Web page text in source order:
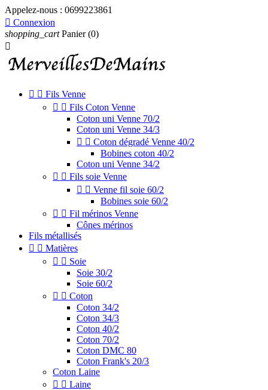
Appelez-nous : 0699223861
 Connexion
shopping_cart Panier (0)

  Fils Venne
  Fils Coton Venne
Coton uni Venne 70/2
Coton uni Venne 34/3
  Coton dégradé Venne 40/2
Bobines coton 40/2
Coton uni Venne 34/2
  Fils soie Venne
  Venne fil soie 60/2
Bobines soie 60/2
  Fil mérinos Venne
Cônes mérinos
Fils métallisés
  Matières
  Soie
Soie 30/2
Soie 60/2
  Coton
Coton 34/2
Coton 34/3
Coton 40/2
Coton 70/2
Coton DMC 80
Coton Frank's 20/3
Coton Laine
  Laine